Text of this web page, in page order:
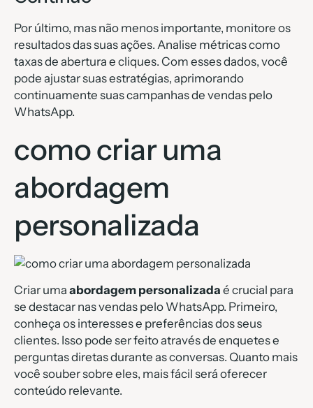
Por último, mas não menos importante, monitore os
resultados das suas ações. Analise métricas como
taxas de abertura e cliques. Com esses dados, você
pode ajustar suas estratégias, aprimorando
continuamente suas campanhas de vendas pelo
WhatsApp.
como criar uma
abordagem
personalizada
Criar uma abordagem personalizada é crucial para
se destacar nas vendas pelo WhatsApp. Primeiro,
conheça os interesses e preferências dos seus
clientes. Isso pode ser feito através de enquetes e
perguntas diretas durante as conversas. Quanto mais
você souber sobre eles, mais fácil será oferecer
conteúdo relevante.